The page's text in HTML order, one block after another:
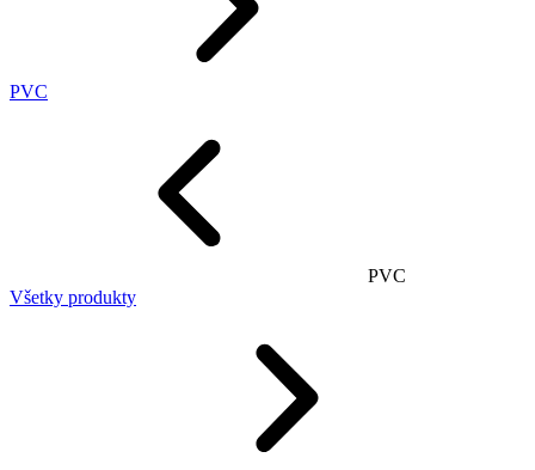
PVC
PVC
Všetky produkty